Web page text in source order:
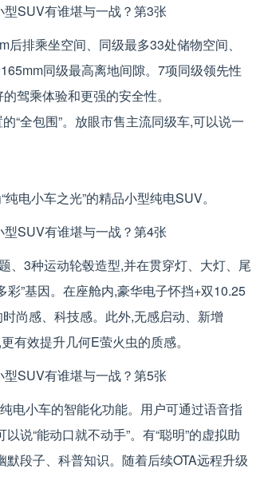
排乘坐空间、同级最多33处储物空间、
同级最高离地间隙。7项同级领先性
驾乘体验和更强的安全性。
“全包围”。放眼市售主流同级车,可以说一
电小车之光”的精品小型纯电SUV。
、3种运动轮毂造型,并在贯穿灯、大灯、尾
”基因。在座舱内,豪华电子怀挡+双10.25
尚感、科技感。此外,无感启动、新增
有效提升几何E萤火虫的质感。
电小车的智能化功能。用户可通过语音指
说“能动口就不动手”。有“聪明”的虚拟助
段子、科普知识。随着后续OTA远程升级